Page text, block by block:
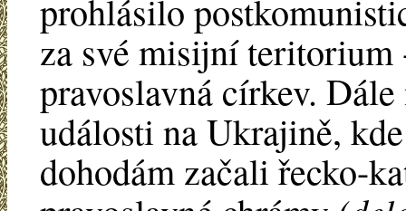
prohlásilo
za své misijní teritorium
pravoslavná církev.
události na Ukrajině,
dohodám začali řecko-